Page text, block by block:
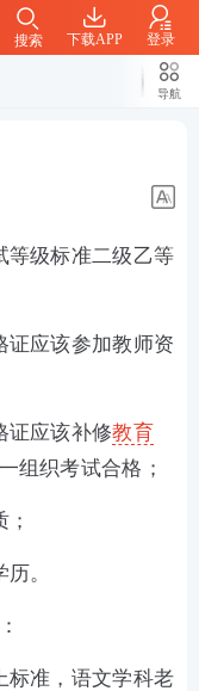
下载APP 登录
搜索
导航
等级标准二级乙等
证应该参加教师资
证应该补修教育
组织考试合格；
。
标准，语文学科老